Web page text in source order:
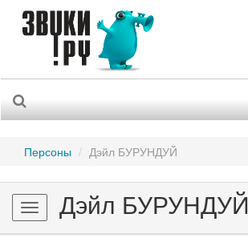
Персоны Дэйл БУРУНДУЙ
Toggle
navigation
Дэйл БУРУНДУЙ